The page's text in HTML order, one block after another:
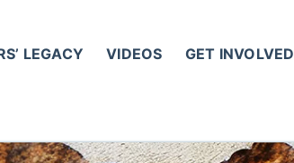
LEGACY VIDEOS GET INVOLVED